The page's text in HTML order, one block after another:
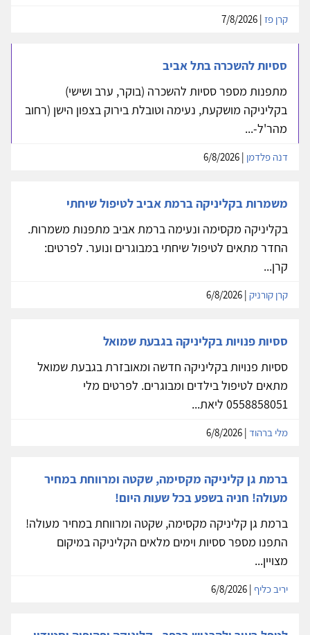
קרן פז
ססיות להשכרה בתל אביב
מתפנות מספר ססיות להשכרה (בוקר, ערב ושישי)
בקליניקה מושקעת, נעימה וטובלת בירוק בצפון הישן (רחוב
מהר'ל-...
דנה פלדמן
משמרות בקליניקה ברמת אביב לטיפול שיחתי
בקליניקה מקסימה ונעימה ברמת אביב מתפנות משמרות.
החדר מתאים לטיפול שיחתי במבוגרים ונוער. לפרטים:
קרן...
קרן קורניק
ססיות פנויות בקליניקה בגבעת שמואל
ססיות פנויות בקליניקה חדשה ומאובזרת בגבעת שמואל
מתאים לטיפול בילדים ומבוגרים. לפרטים מלי
0558858051 ליאת...
מלי ברהוד
ברמת גן קליניקה מקסימה, שקטה ומרווחת במחיר
מעולה! חניה בשפע בכל שעות היום!
ברמת גן קליניקה מקסימה, שקטה ומרווחת במחיר מעולה!
התפנו מספר ססיות וימים מלאים הקליניקה במיקום
מצויין...
יריב כליף